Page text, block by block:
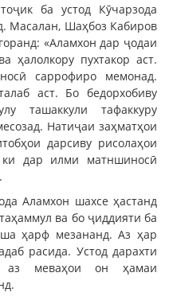
ба устод Кӯчарзода
Масалан, Шаҳбоз Кабиров
«Аламхон дар ҷодаи
ҳалолкору пухтакор аст.
саррофиро мемонад.
аст. Бо бедорхобиву
ташаккули тафаккуру
Натиҷаи заҳматҳои
дарсиву рисолаҳои
дар илми матншиносӣ
Аламхон шахсе ҳастанд
ва бо ҷиддияти ба
ҳарф мезананд. Аз ҳар
расида. Устод дарахти
аз меваҳои он ҳамаи